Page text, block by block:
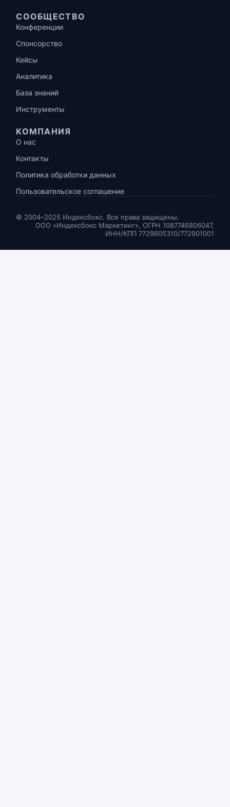
СООБЩЕСТВО
Конференции
Спонсорство
Кейсы
Аналитика
База знаний
Инструменты
КОМПАНИЯ
О нас
Контакты
Политика обработки данных
Пользовательское соглашение
© 2004–2025 Индексбокс. Все права защищены.
ООО «Индексбокс Маркетинг», ОГРН 1087746806047,
ИНН/КПП 7729605310/772901001